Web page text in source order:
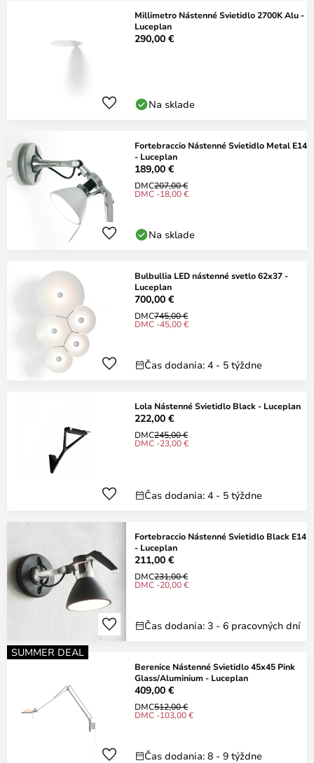
Millimetro Nástenné Svietidlo 2700K Alu -
Luceplan
290,00 €
Na sklade
Fortebraccio Nástenné Svietidlo Metal E14
- Luceplan
189,00 €
DMC207,00 €
DMC -18,00 €
Na sklade
Bulbullia LED nástenné svetlo 62x37 -
Luceplan
700,00 €
DMC745,00 €
DMC -45,00 €
Čas dodania: 4 - 5 týždne
Lola Nástenné Svietidlo Black - Luceplan
222,00 €
DMC245,00 €
DMC -23,00 €
Čas dodania: 4 - 5 týždne
Fortebraccio Nástenné Svietidlo Black E14
- Luceplan
211,00 €
DMC231,00 €
DMC -20,00 €
Čas dodania: 3 - 6 pracovných dní
SUMMER DEAL
Berenice Nástenné Svietidlo 45x45 Pink
Glass/Aluminium - Luceplan
409,00 €
DMC512,00 €
DMC -103,00 €
Čas dodania: 8 - 9 týždne